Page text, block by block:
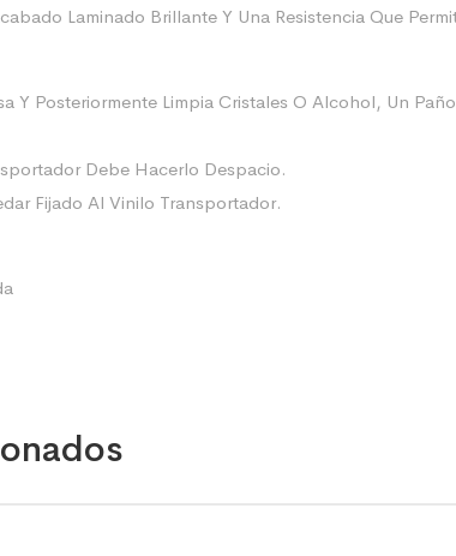
Laminado Brillante Y Una Resistencia Que
Y Posteriormente Limpia Cristales O Alcohol, Un
Debe Hacerlo Despacio.
Fijado Al Vinilo Transportador.